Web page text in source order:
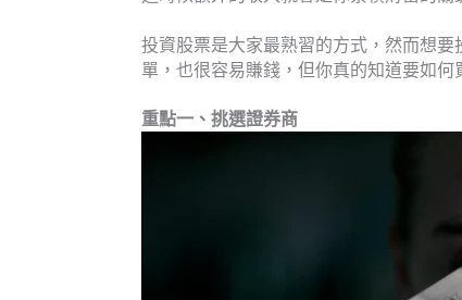
投資股票是大家最熟習的方式，然而想
單，也很容易賺錢，但你真的知道要如何
重點一、挑選證券商